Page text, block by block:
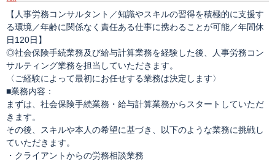
【人事労務コンサルタント／知識やスキルの習得を積極的に支援す
る環境／年齢に関係なく責任ある仕事に携わることが可能／年間休
日120日】
◎社会保険手続業務及び給与計算業務を経験した後、人事労務コン
サルティング業務を担当していただきます。
〈ご経験によって最初にお任せする業務は決定します〉
■業務内容：
まずは、社会保険手続業務・給与計算業務からスタートしていただ
きます。
その後、スキルや本人の希望に基づき、以下のような業務に挑戦し
ていただきます。
・クライアントからの労務相談業務